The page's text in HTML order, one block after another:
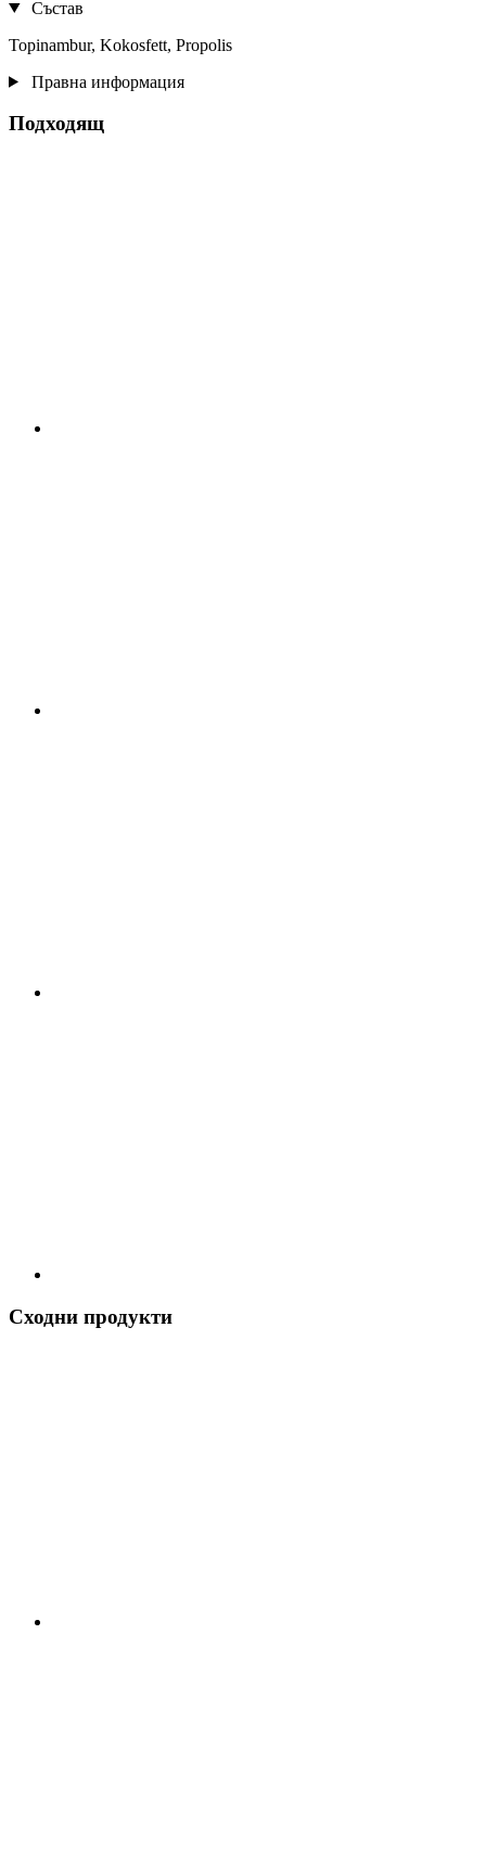
Състав
Topinambur, Kokosfett, Propolis
Правна информация
Подходящ
Сходни продукти